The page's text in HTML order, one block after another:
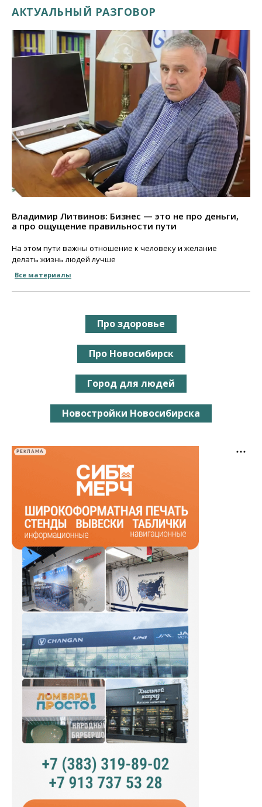
АКТУАЛЬНЫЙ РАЗГОВОР
Владимир Литвинов: Бизнес — это не про деньги,
а про ощущение правильности пути
На этом пути важны отношение к человеку и желание
делать жизнь людей лучше
Все материалы
Про здоровье
Про Новосибирск
Город для людей
Новостройки Новосибирска
РЕКЛАМА